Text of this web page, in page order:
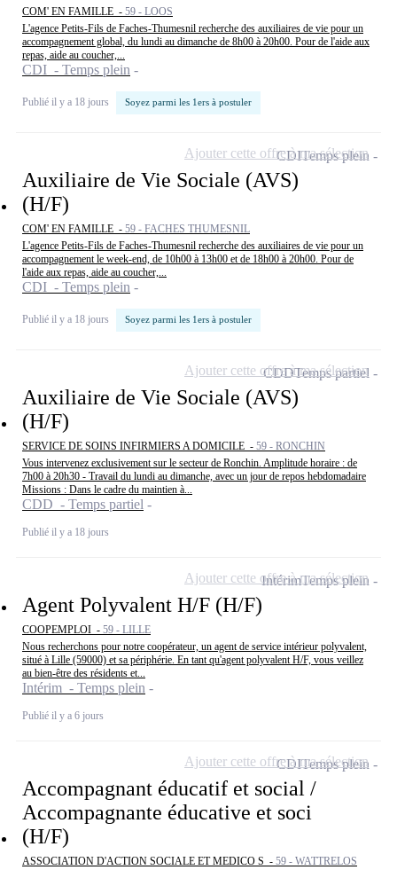
COM' EN FAMILLE - 59 - LOOS
L'agence Petits-Fils de Faches-Thumesnil recherche des auxiliaires de vie pour un
accompagnement global, du lundi au dimanche de 8h00 à 20h00. Pour de l'aide aux
repas, aide au coucher,...
CDI - Temps plein
Publié il y a 18 jours Soyez parmi les 1ers à postuler
Auxiliaire de Vie Sociale (AVS)
(H/F)
COM' EN FAMILLE - 59 - FACHES THUMESNIL
L'agence Petits-Fils de Faches-Thumesnil recherche des auxiliaires de vie pour un
accompagnement le week-end, de 10h00 à 13h00 et de 18h00 à 20h00. Pour de
l'aide aux repas, aide au coucher,...
CDI - Temps plein
Publié il y a 18 jours Soyez parmi les 1ers à postuler
CDITemps plein
Ajouter cette offre à ma sélection
Auxiliaire de Vie Sociale (AVS)
(H/F)
SERVICE DE SOINS INFIRMIERS A DOMICILE - 59 - RONCHIN
Vous intervenez exclusivement sur le secteur de Ronchin. Amplitude horaire : de
7h00 à 20h30 - Travail du lundi au dimanche, avec un jour de repos hebdomadaire
Missions : Dans le cadre du maintien à...
CDD - Temps partiel
Publié il y a 18 jours
CDDTemps partiel
Ajouter cette offre à ma sélection
Agent Polyvalent H/F (H/F)
COOPEMPLOI - 59 - LILLE
Nous recherchons pour notre coopérateur, un agent de service intérieur polyvalent,
situé à Lille (59000) et sa périphérie. En tant qu'agent polyvalent H/F, vous veillez
au bien-être des résidents et...
Intérim - Temps plein
Publié il y a 6 jours
IntérimTemps plein
Ajouter cette offre à ma sélection
Accompagnant éducatif et social /
Accompagnante éducative et soci
(H/F)
ASSOCIATION D'ACTION SOCIALE ET MEDICO S - 59 - WATTRELOS
CDITemps plein
Ajouter cette offre à ma sélection